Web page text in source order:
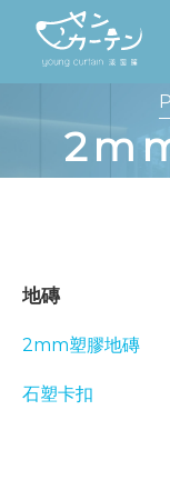
地磚
2mm塑膠地磚
石塑卡扣